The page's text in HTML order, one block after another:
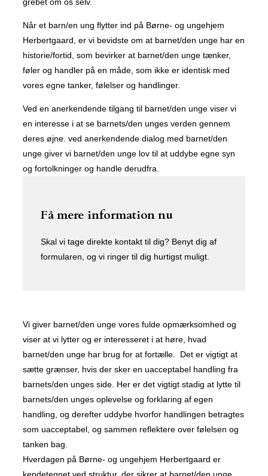
Når et barn/en ung flytter ind på Børne- og ungehjem
Herbertgaard, er vi bevidste om at barnet/den unge har en
historie/fortid, som bevirker at barnet/den unge tænker,
føler og handler på en måde, som ikke er identisk med
vores egne tanker, følelser og handlinger.
Ved en anerkendende tilgang til barnet/den unge viser vi
en interesse i at se barnets/den unges verden gennem
deres øjne. ved anerkendende dialog med barnet/den
unge giver vi barnet/den unge lov til at uddybe egne syn
og fortolkninger og handle derudfra.
Få mere information nu
Skal vi tage direkte kontakt til dig? Benyt dig af
formularen, og vi ringer til dig hurtigst muligt.
Vi giver barnet/den unge vores fulde opmærksomhed og
viser at vi lytter og er interesseret i at høre, hvad
barnet/den unge har brug for at fortælle. Det er vigtigt at
sætte grænser, hvis der sker en uacceptabel handling fra
barnets/den unges side. Her er det vigtigt stadig at lytte til
barnets/den unges oplevelse og forklaring af egen
handling, og derefter uddybe hvorfor handlingen betragtes
som uacceptabel, og sammen reflektere over følelsen og
tanken bag.
Hverdagen på Børne- og ungehjem Herbertgaard er
kendetegnet ved struktur, der sikrer at barnet/den unge